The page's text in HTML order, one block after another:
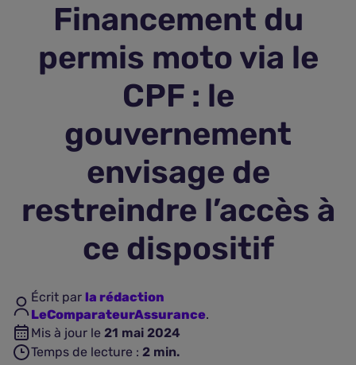
Assurance vie
Plus d'assurances
Financement du
permis moto via le
CPF : le
gouvernement
envisage de
restreindre l’accès à
ce dispositif
Écrit par la rédaction
LeComparateurAssurance.
Mis à jour le 21 mai 2024
Temps de lecture : 2 min.